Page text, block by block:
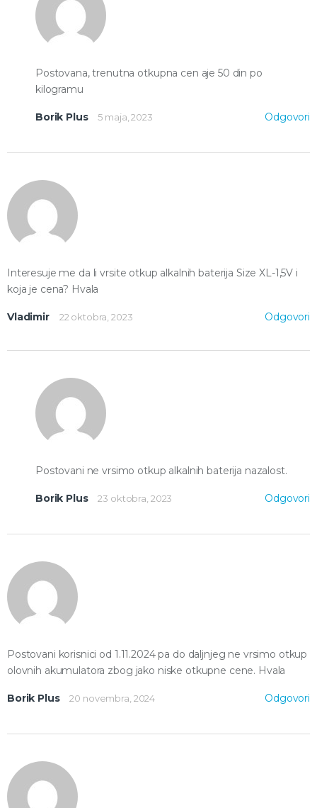
Postovana, trenutna otkupna cen aje 50 din po
kilogramu
Borik Plus 5 maja, 2023 Odgovori
Interesuje me da li vrsite otkup alkalnih baterija Size XL-1,5V i
koja je cena? Hvala
Vladimir 22 oktobra, 2023 Odgovori
Postovani ne vrsimo otkup alkalnih baterija nazalost.
Borik Plus 23 oktobra, 2023 Odgovori
Postovani korisnici od 1.11.2024 pa do daljnjeg ne vrsimo otkup
olovnih akumulatora zbog jako niske otkupne cene. Hvala
Borik Plus 20 novembra, 2024 Odgovori